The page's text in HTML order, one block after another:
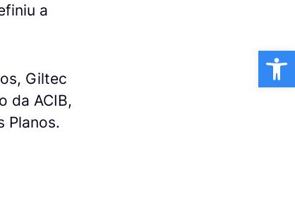
a
Giltec
da ACIB,
Planos.